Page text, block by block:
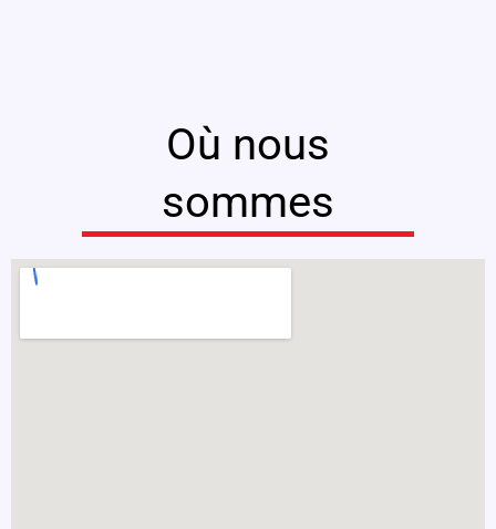
Où nous
sommes